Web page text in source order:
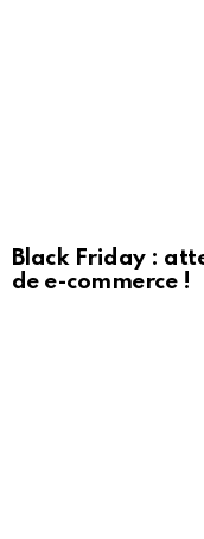
Black Friday :
de e-commerce !